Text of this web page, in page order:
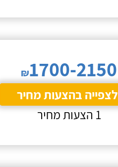
₪1700-2150
לצפייה בהצעות מחיר
1 הצעות מחיר